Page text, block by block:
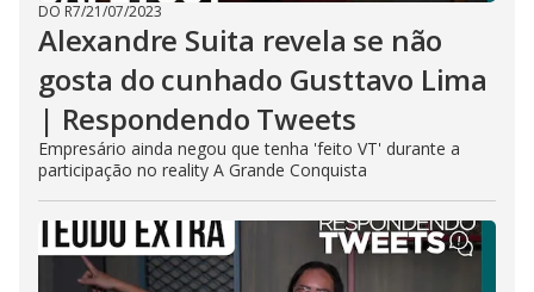
DO R7/21/07/2023
Alexandre Suita revela se não
gosta do cunhado Gusttavo Lima
| Respondendo Tweets
Empresário ainda negou que tenha 'feito VT' durante a
participação no reality A Grande Conquista